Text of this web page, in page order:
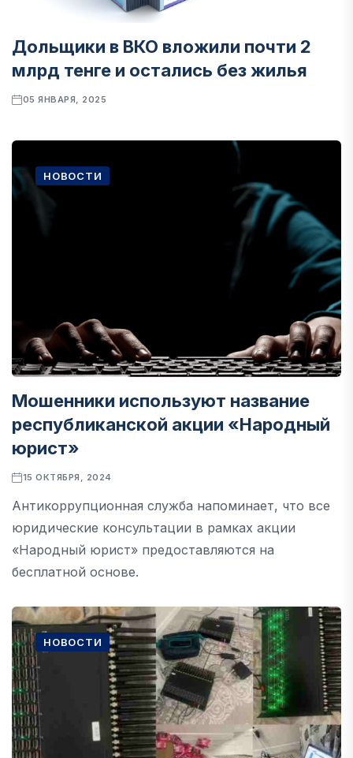
Дольщики в ВКО вложили почти 2
млрд тенге и остались без жилья
05 ЯНВАРЯ, 2025
НОВОСТИ
Мошенники используют название
республиканской акции «Народный
юрист»
15 ОКТЯБРЯ, 2024
Антикоррупционная служба напоминает, что все
юридические консультации в рамках акции
«Народный юрист» предоставляются на
бесплатной основе.
НОВОСТИ